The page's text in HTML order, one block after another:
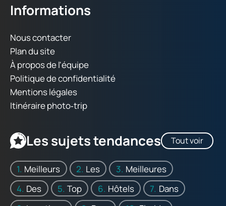
Informations
Nous contacter
Plan du site
À propos de l'équipe
Politique de confidentialité
Mentions légales
Itinéraire photo‑trip
Les sujets tendances Tout voir
Meilleurs Les
Meilleures
Des
Top Hôtels
Dans